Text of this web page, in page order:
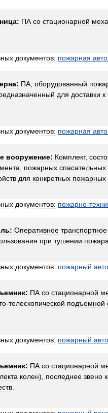
ПА со стационарной
документов: пожарная
ПА оборудованный
для доставки к
документов: пожарная
вооружение: Комплект,
пожарных спасательных
для конкретных пожарных
документов: пожарно-
Оперативное транспортное
при тушении пожара
документов: пожарный
ПА со стационарной
-телескопической подъемной
документов: пожарный
ПА со стационарной
колен), последнее звено